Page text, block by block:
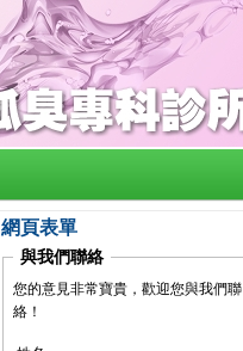
網頁表單
與我們聯絡
您的意見非常寶貴，歡迎您與我們聯
絡！